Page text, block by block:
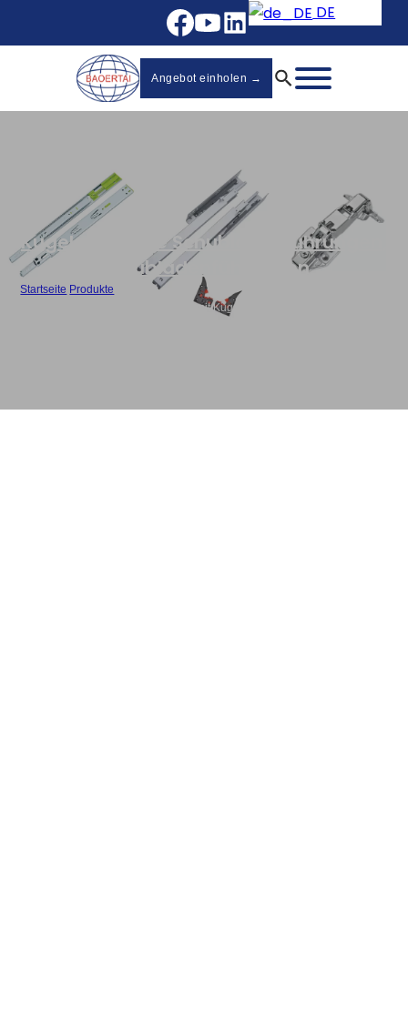
DE
Angebot einholen →
Kugelgelagerte Schubladenführungen
Schubladenführungen
Startseite Produkte
Großhandel Schubladenführungen mit Kugellagern 45mm 3-fach-4510SH